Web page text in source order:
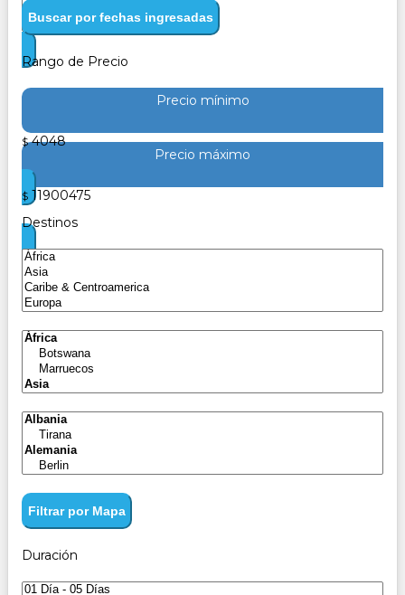
Buscar por fechas ingresadas
Rango de Precio
Precio mínimo
$ 4048
Precio máximo
$ 11900475
Destinos
Filtrar por Mapa
Duración